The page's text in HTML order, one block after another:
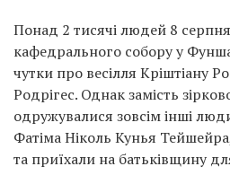
Понад 2 тисячі людей 8 серпня
кафедрального собору у
чутки про весілля Кріштіану
Родрігес. Однак замість
одружувалися зовсім інші
Фатіма Ніколь Кунья
та приїхали на батьківщину